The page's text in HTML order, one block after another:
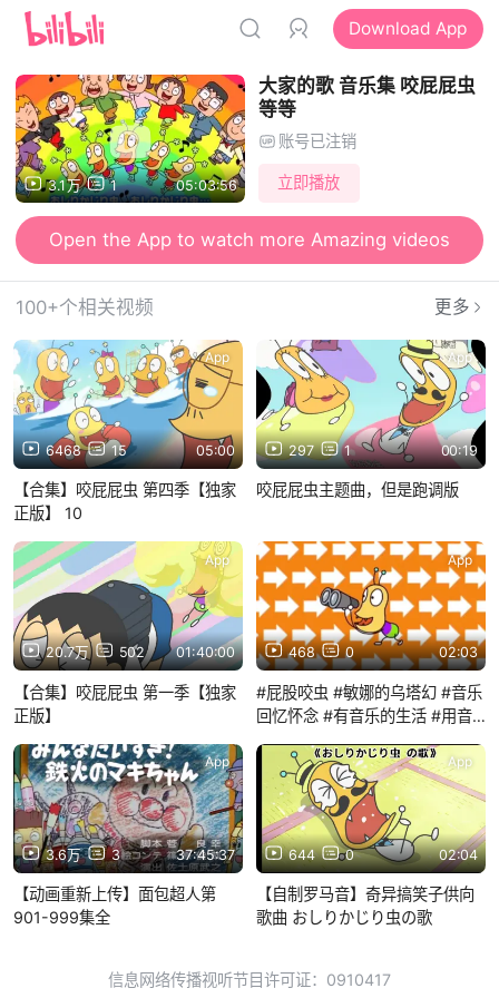
Download App
3.1万 1 05:03:56
大家的歌 音乐集 咬屁屁虫
等等
账号已注销
立即播放
Open the App to watch more Amazing videos
100+个相关视频 更多
6468 15 05:00
App
【合集】咬屁屁虫 第四季【独家
正版】 10
297 1 00:19
App
咬屁屁虫主题曲，但是跑调版
20.7万 502 01:40:00
App
【合集】咬屁屁虫 第一季【独家
正版】
468 0 02:03
App
#屁股咬虫 #敏娜的乌塔幻 #音乐
回忆怀念 #有音乐的生活 #用音
和喜欢音乐的人联系在一起
3.6万 3 37:45:37
App
【动画重新上传】面包超人第
901-999集全
644 0 02:04
App
【自制罗马音】奇异搞笑子供向
歌曲 おしりかじり虫の歌
信息网络传播视听节目许可证：0910417